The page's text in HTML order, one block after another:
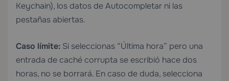
Keychain), los datos de Autocompletar ni las
pestañas abiertas.
Caso límite: Si seleccionas “Última hora” pero una
entrada de caché corrupta se escribió hace dos
horas, no se borrará. En caso de duda, selecciona